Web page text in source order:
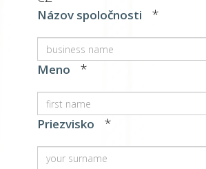
Názov spoločnosti *
Meno *
Priezvisko *